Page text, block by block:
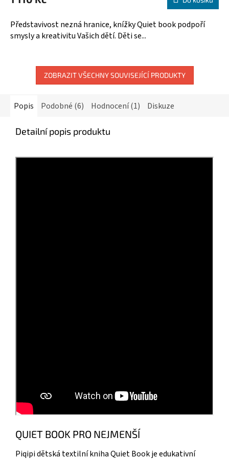
5,0
z
Představivost nezná hranice, knížky Quiet book podpoří
smysly a kreativitu Vašich dětí. Děti se...
ZOBRAZIT VŠECHNY SOUVISEJÍCÍ PRODUKTY
Popis Podobné (6) Hodnocení (1) Diskuze
Detailní popis produktu
QUIET BOOK PRO NEJMENŠÍ
Piqipi dětská textilní kniha Quiet Book je edukativní